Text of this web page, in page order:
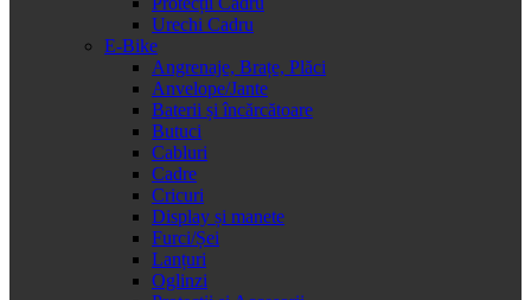
Urechi Cadru
E-Bike
Angrenaje, Brațe, Plăci
Anvelope/Jante
Baterii și încărcătoare
Butuci
Cabluri
Cadre
Cricuri
Display și manete
Furci/Șei
Lanțuri
Oglinzi